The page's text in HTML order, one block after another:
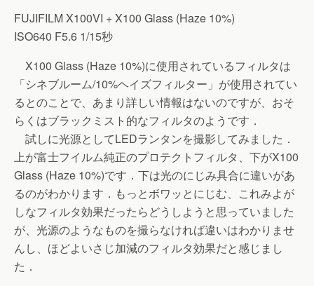
FUJIFILM X100VI + X100 Glass (Haze 10%)
ISO640 F5.6 1/15秒
X100 Glass (Haze 10%)に使用されているフィルタは
「シネブルーム/10%ヘイズフィルター」が使用されてい
るとのことで、あまり詳しい情報はないのですが、おそ
らくはブラックミスト的なフィルタのようです．
試しに光源としてLEDランタンを撮影してみました．
上が富士フイルム純正のプロテクトフィルタ、下がX100
Glass (Haze 10%)です．下は光のにじみ具合に違いがあ
るのがわかります．もっとボワッとにじむ、これみよが
しなフィルタ効果だったらどうしようと思っていました
が、光源のようなものを撮らなければ違いはわかりませ
んし、ほどよいさじ加減のフィルタ効果だと感じまし
た．